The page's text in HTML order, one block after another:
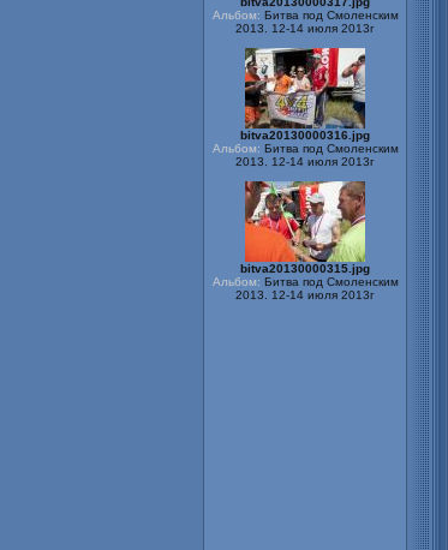
2013. 12-14 июля 2013г
bitva20130000316.jpg
Альбом:Битва под Смоленским
2013. 12-14 июля 2013г
bitva20130000315.jpg
Альбом:Битва под Смоленским
2013. 12-14 июля 2013г